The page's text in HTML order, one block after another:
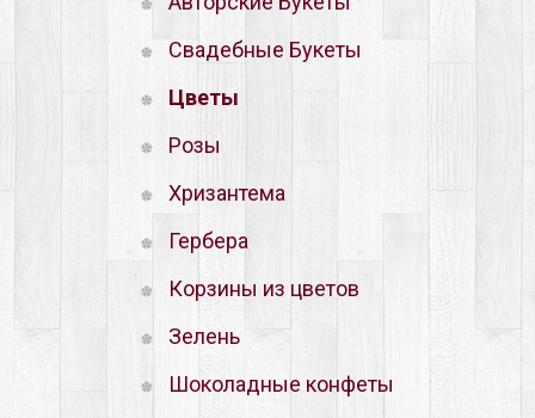
Свадебные Букеты
Цветы
Розы
Хризантема
Гербера
Корзины из цветов
Зелень
Шоколадные конфеты